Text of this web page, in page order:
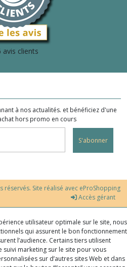
avis clients
à nos actualités. et bénéficiez d'une
hors promo en cours
S'abonner
réservés. Site réalisé avec eProShopping
Accès gérant
utilisateur optimale sur le site, nous
qui assurent le bon fonctionnement
l’audience. Certains tiers utilisent
suivi marketing sur le site pour vous
sur d’autres sites Web et dans